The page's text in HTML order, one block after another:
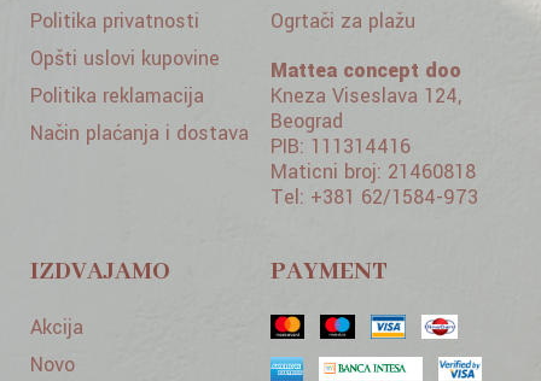
Politika privatnosti
Opšti uslovi kupovine
Politika reklamacija
Način plaćanja i dostava
Ogrtači za plažu
Mattea concept doo
Kneza Viseslava 124,
Beograd
PIB: 111314416
Maticni broj: 21460818
Tel: +381 62/1584-973
IZDVAJAMO
Akcija
Novo
PAYMENT